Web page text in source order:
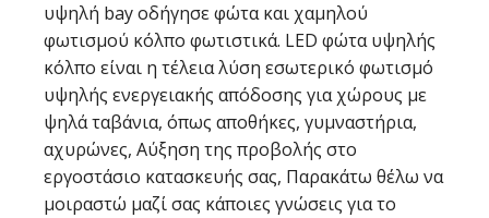
υψηλή bay οδήγησε φώτα και χαμηλού
φωτισμού κόλπο φωτιστικά. LED φώτα υψηλής
κόλπο είναι η τέλεια λύση εσωτερικό φωτισμό
υψηλής ενεργειακής απόδοσης για χώρους με
ψηλά ταβάνια, όπως αποθήκες, γυμναστήρια,
αχυρώνες, Αύξηση της προβολής στο
εργοστάσιο κατασκευής σας, Παρακάτω θέλω να
μοιραστώ μαζί σας κάποιες γνώσεις για το